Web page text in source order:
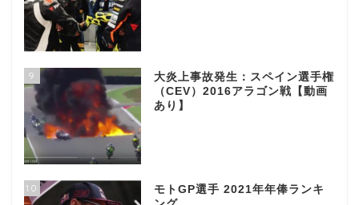
9
大炎上事故発生：スペイン選手権
（CEV）2016アラゴン戦【動画
あり】
10
モトGP選手 2021年年俸ランキ